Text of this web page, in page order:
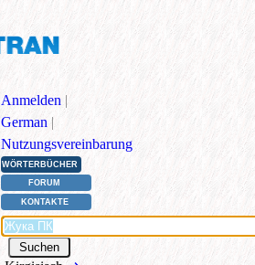
Anmelden |
German |
Nutzungsvereinbarung
WÖRTERBÜCHER
FORUM
KONTAKTE